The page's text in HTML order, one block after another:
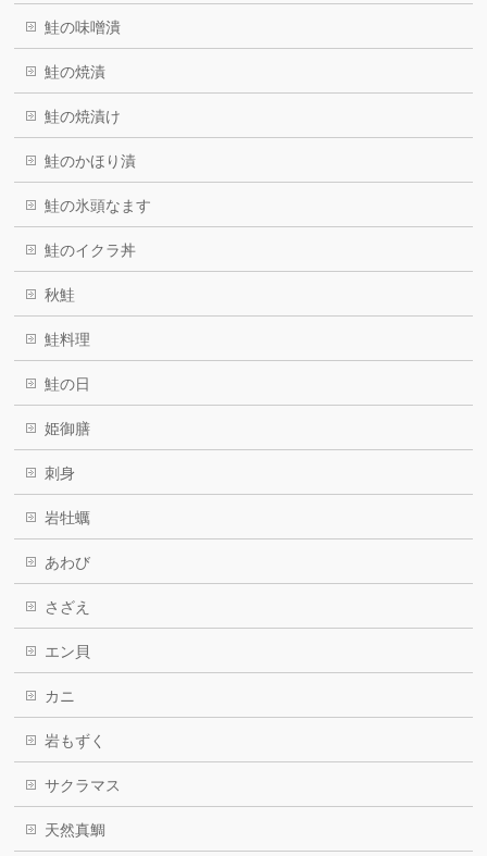
鮭の味噌潰
鮭の焼漬
鮭の焼漬け
鮭のかほり漬
鮭の氷頭なます
鮭のイクラ丼
秋鮭
鮭料理
鮭の日
姫御膳
刺身
岩牡蠣
あわび
さざえ
エン貝
カニ
岩もずく
サクラマス
天然真鯛